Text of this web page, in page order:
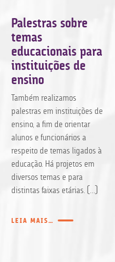
Palestras sobre
temas
educacionais para
instituições de
ensino
Também realizamos
palestras em instituições de
ensino, a fim de orientar
alunos e funcionários a
respeito de temas ligados à
educação. Há projetos em
diversos temas e para
distintas faixas etárias. […]
LEIA MAIS…